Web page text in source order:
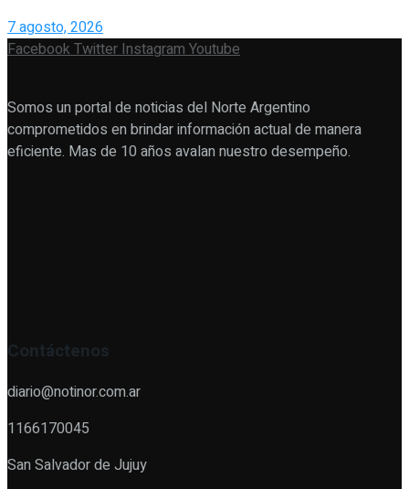
7 agosto, 2026
FacebookTwitterInstagramYoutube
Somos un portal de noticias del Norte Argentino
comprometidos en brindar información actual de manera
eficiente. Mas de 10 años avalan nuestro desempeño.
Contáctenos
diario@notinor.com.ar
1166170045
San Salvador de Jujuy